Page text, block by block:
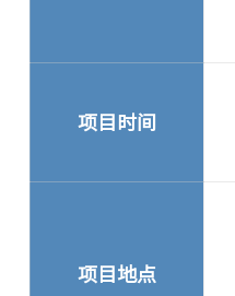
项目时间
项目地点